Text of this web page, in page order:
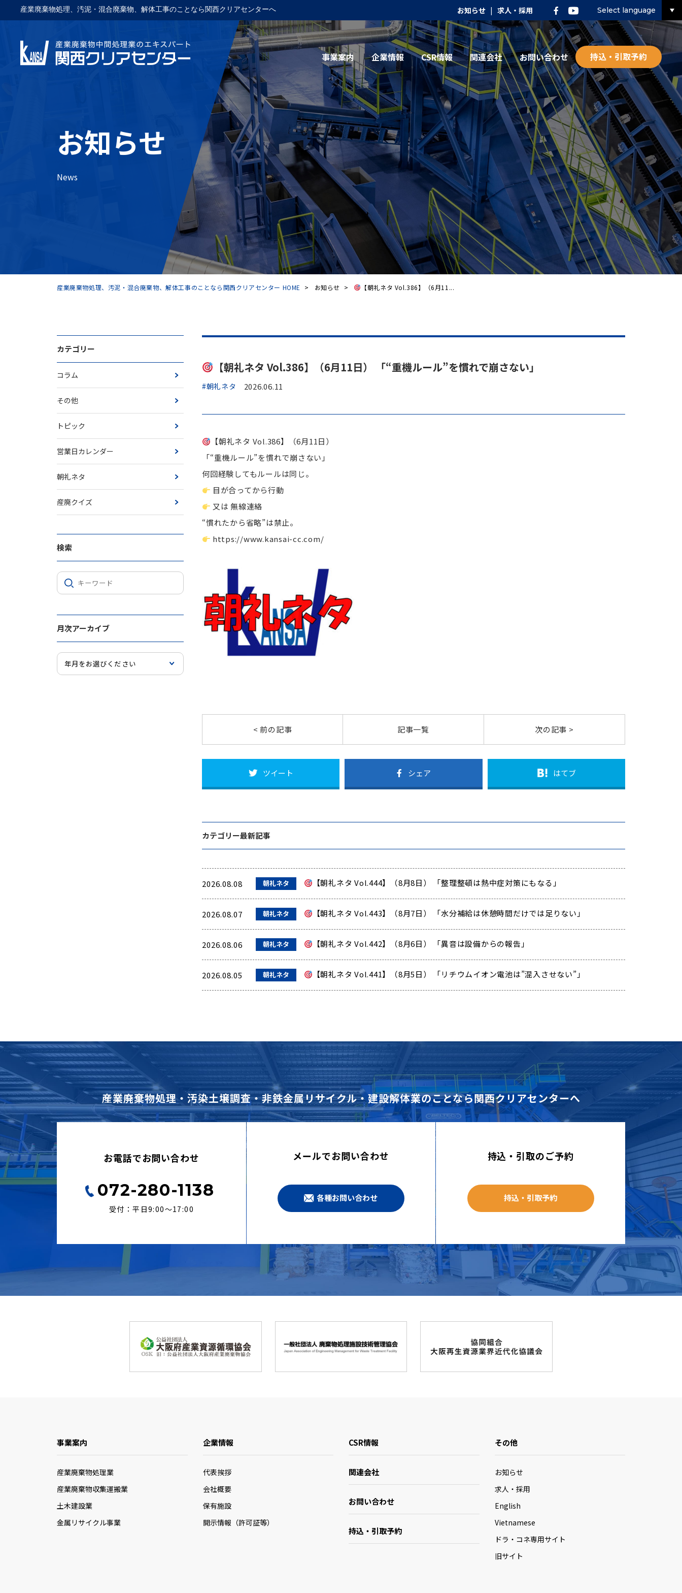
産業廃棄物処理、汚泥・混合廃棄物、解体工事のことなら関西クリアセンターへ お知らせ | 求人・採用 Select language
事業案内 企業情報 CSR情報 関連会社 お問い合わせ 持込・引取予約
お知らせ
News
産業廃棄物処理、汚泥・混合廃棄物、解体工事のことなら関西クリアセンター HOME > お知らせ > 【朝礼ネタ Vol.386】（6月11...
カテゴリー
コラム
その他
トピック
営業日カレンダー
朝礼ネタ
産廃クイズ
検索
月次アーカイブ
【朝礼ネタ Vol.386】（6月11日） 「“重機ルール”を慣れで崩さない」
#朝礼ネタ 2026.06.11
【朝礼ネタ Vol.386】（6月11日）
「“重機ルール”を慣れで崩さない」
何回経験してもルールは同じ。
目が合ってから行動
又は 無線連絡
“慣れたから省略”は禁止。
https://www.kansai-cc.com/
< 前の記事 記事一覧 次の記事 >
ツイート シェア はてブ
カテゴリー最新記事
2026.08.08 朝礼ネタ 【朝礼ネタ Vol.444】（8月8日） 「整理整頓は熱中症対策にもなる」
2026.08.07 朝礼ネタ 【朝礼ネタ Vol.443】（8月7日） 「水分補給は休憩時間だけでは足りない」
2026.08.06 朝礼ネタ 【朝礼ネタ Vol.442】（8月6日） 「異音は設備からの報告」
2026.08.05 朝礼ネタ 【朝礼ネタ Vol.441】（8月5日） 「リチウムイオン電池は”混入させない”」
産業廃棄物処理・汚染土壌調査・非鉄金属リサイクル・建設解体業のことなら関西クリアセンターへ
お電話でお問い合わせ
072-280-1138
受付：平日9:00〜17:00
メールでお問い合わせ
各種お問い合わせ
持込・引取のご予約
持込・引取予約
事業案内
産業廃棄物処理業
産業廃棄物収集運搬業
土木建設業
金属リサイクル事業
企業情報
代表挨拶
会社概要
保有施設
開示情報（許可証等）
CSR情報
関連会社
お問い合わせ
持込・引取予約
その他
お知らせ
求人・採用
English
Vietnamese
ドラ・コネ専用サイト
旧サイト